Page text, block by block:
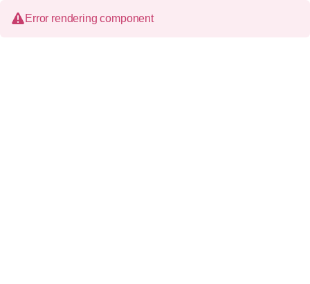
Error rendering component